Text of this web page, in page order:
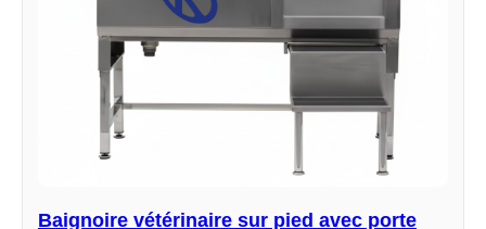
Baignoire vétérinaire sur pied avec porte